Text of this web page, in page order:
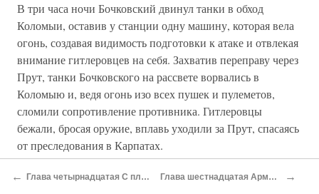
В три часа ночи Бочковский двинул танки в обход
Коломыи, оставив у станции одну машину, которая вела
огонь, создавая видимость подготовки к атаке и отвлекая
внимание гитлеровцев на себя. Захватив переправу через
Прут, танки Бочковского на рассвете ворвались в
Коломыю и, ведя огонь изо всех пушек и пулеметов,
сломили сопротивление противника. Гитлеровцы
бежали, бросая оружие, вплавь уходили за Прут, спасаясь
от преследования в Карпатах.
Все участники рейда на Коломыю были награждены
← Глава четырнадцатая С плацдарма — в прорыв Глава шестнадцатая Армия пробивает брешь →